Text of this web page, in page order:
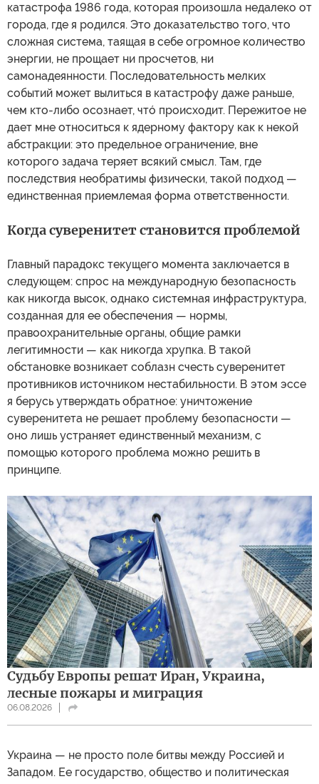
катастрофа 1986 года, которая произошла недалеко от
города, где я родился. Это доказательство того, что
сложная система, таящая в себе огромное количество
энергии, не прощает ни просчетов, ни
самонадеянности. Последовательность мелких
событий может вылиться в катастрофу даже раньше,
чем кто-либо осознает, чтó происходит. Пережитое не
дает мне относиться к ядерному фактору как к некой
абстракции: это предельное ограничение, вне
которого задача теряет всякий смысл. Там, где
последствия необратимы физически, такой подход —
единственная приемлемая форма ответственности.
Когда суверенитет становится проблемой
Главный парадокс текущего момента заключается в
следующем: спрос на международную безопасность
как никогда высок, однако системная инфраструктура,
созданная для ее обеспечения — нормы,
правоохранительные органы, общие рамки
легитимности — как никогда хрупка. В такой
обстановке возникает соблазн счесть суверенитет
противников источником нестабильности. В этом эссе
я берусь утверждать обратное: уничтожение
суверенитета не решает проблему безопасности —
оно лишь устраняет единственный механизм, с
помощью которого проблема можно решить в
принципе.
Судьбу Европы решат Иран, Украина,
лесные пожары и миграция
06.08.2026
Украина — не просто поле битвы между Россией и
Западом. Ее государство, общество и политическая